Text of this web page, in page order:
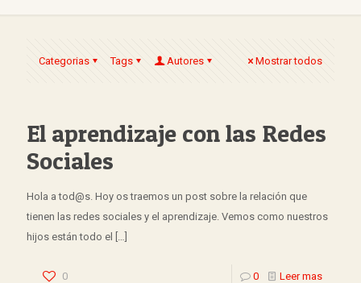
Categorias Tags Autores Mostrar todos
El aprendizaje con las Redes
Sociales
Hola a tod@s. Hoy os traemos un post sobre la relación que
tienen las redes sociales y el aprendizaje. Vemos como nuestros
hijos están todo el
[…]
0 0 Leer mas